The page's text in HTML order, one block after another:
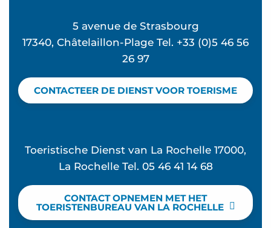
5 avenue de Strasbourg
17340, Châtelaillon-Plage Tel. +33 (0)5 46 56
26 97
CONTACTEER DE DIENST VOOR TOERISME
Toeristische Dienst van La Rochelle 17000,
La Rochelle Tel. 05 46 41 14 68
CONTACT OPNEMEN MET HET
TOERISTENBUREAU VAN LA ROCHELLE